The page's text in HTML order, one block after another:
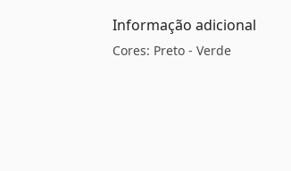
Informação adicional
Cores: Preto - Verde